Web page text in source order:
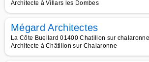
Architecte à Villars les Dombes
Mégard Architectes
La Côte Buellard 01400 Chatillon sur
Architecte à Châtillon sur Chalaronne